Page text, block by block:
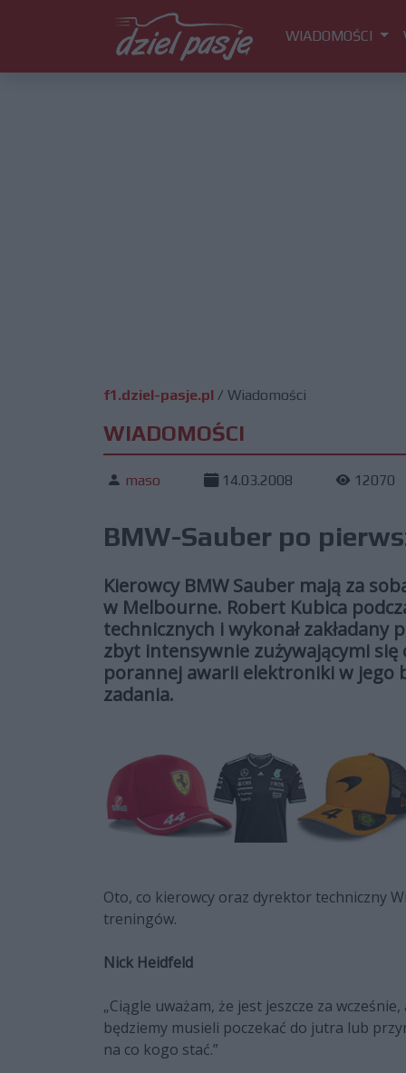
WIADOMOŚCI
f1.dziel-pasje.pl / Wiadomości
WIADOMOŚCI
maso 14.03.2008 12070
BMW-Sauber po
Kierowcy BMW Sauber mają za
w Melbourne. Robert Kubica
technicznych i wykonał
zbyt intensywnie zużywającymi
porannej awarii elektroniki w jego
zadania.
Oto, co kierowcy oraz dyrektor techniczny
treningów.
Nick Heidfeld
„Ciągle uważam, że jest jeszcze za
będziemy musieli poczekać do jutra lub
na co kogo stać.”